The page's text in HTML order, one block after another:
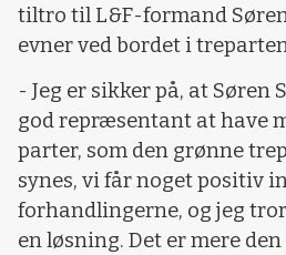
tiltro til L&F-formand
evner ved bordet i
- Jeg er sikker på, at Søren
god repræsentant at have
parter, som den grønne
synes, vi får noget positiv
forhandlingerne, og jeg
en løsning. Det er mere